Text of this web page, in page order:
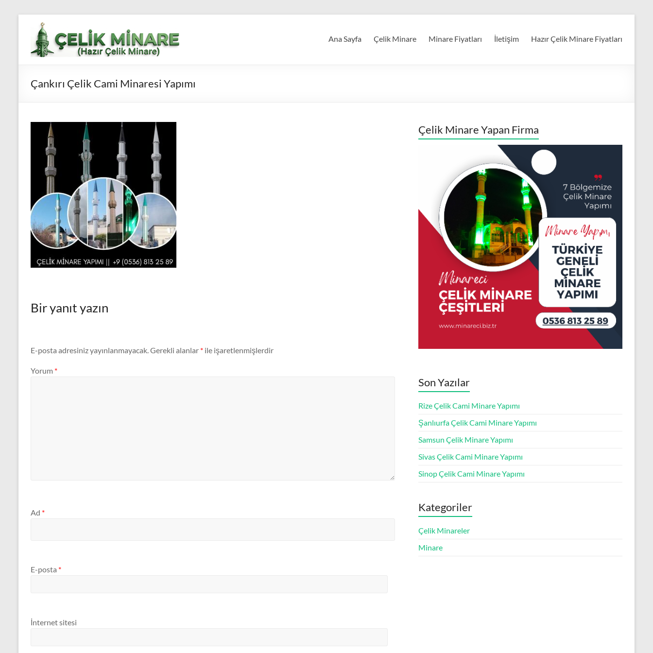
contentÇelik
Minare,
Minare
Çelik
Minare
Firması
Minare,
Çelik
Minare
Modelleri
Ana Sayfa Çelik Minare Minare Fiyatları İletişim Hazır Çelik Minare Fiyatları
Çankırı Çelik Cami Minaresi Yapımı
Bir yanıt yazın
E-posta adresiniz yayınlanmayacak.Gerekli alanlar * ile işaretlenmişlerdir
Yorum *
Ad *
E-posta *
İnternet sitesi
Çelik Minare Yapan Firma
Son Yazılar
Rize Çelik Cami Minare Yapımı
Şanlıurfa Çelik Cami Minare Yapımı
Samsun Çelik Minare Yapımı
Sivas Çelik Cami Minare Yapımı
Sinop Çelik Cami Minare Yapımı
Kategoriler
Çelik Minareler
Minare